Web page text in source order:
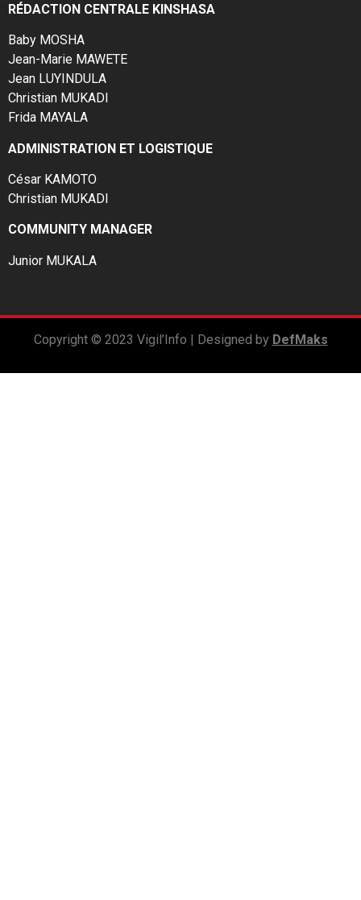
RÉDACTION CENTRALE KINSHASA
Baby MOSHA
Jean-Marie MAWETE
Jean LUYINDULA
Christian MUKADI
Frida MAYALA
ADMINISTRATION ET LOGISTIQUE
César KAMOTO
Christian MUKADI
COMMUNITY MANAGER
Junior MUKALA
Copyright © 2023 Vigil’Info | Designed by DefMaks